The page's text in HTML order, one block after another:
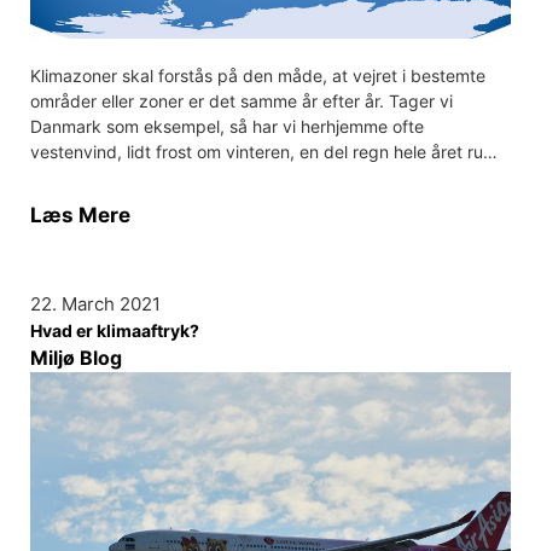
Klimazoner skal forstås på den måde, at vejret i bestemte
områder eller zoner er det samme år efter år. Tager vi
Danmark som eksempel, så har vi herhjemme ofte
vestenvind, lidt frost om vinteren, en del regn hele året ru…
Læs Mere
22. March 2021
Hvad er klimaaftryk?
Miljø Blog